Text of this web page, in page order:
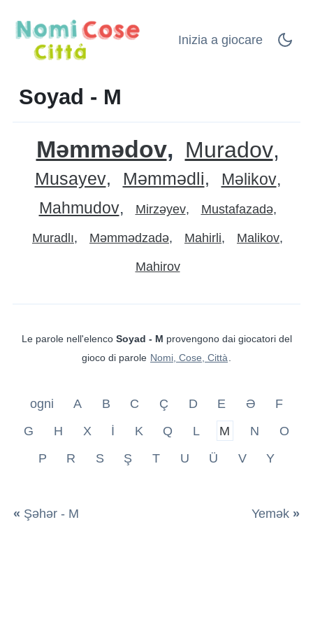
Inizia a giocare
Soyad - M
Məmmədov Muradov
Musayev Məmmədli
Məlikov
Mahmudov
Mirzəyev Mustafazadə
Muradlı Məmmədzadə Mahirli Malikov
Mahirov
Le parole nell'elenco Soyad - M provengono dai giocatori del
gioco di parole Nomi, Cose, Città
ogni A B C Ç D E Ə
F
G
H X İ K Q L M N
O
P
R S Ş T U Ü V Y
« Şəhər - M Yemək »